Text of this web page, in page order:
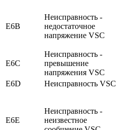
E6B
Неисправность -
недостаточное
напряжение VSC
E6C
Неисправность -
превышение
напряжения VSC
E6D Неисправность VSC
E6E
Неисправность -
неизвестное